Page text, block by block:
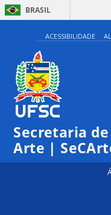
BRASIL
ACESSIBILIDADE
Secretaria
Arte |